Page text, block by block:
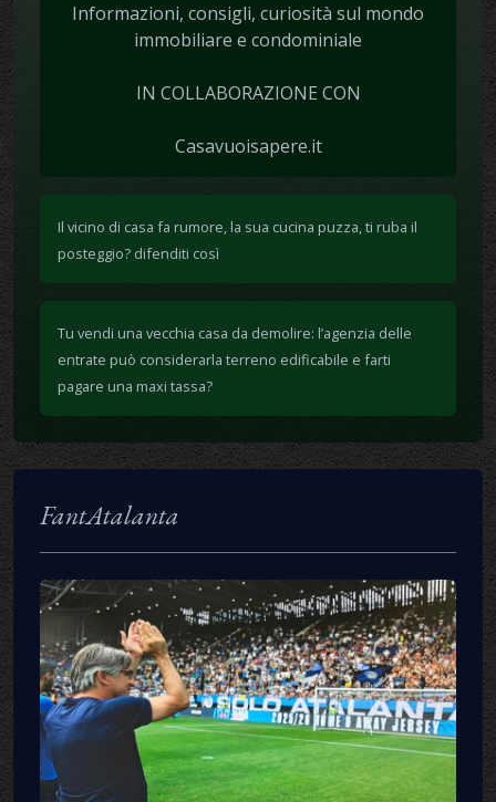
Informazioni, consigli, curiosità sul mondo
immobiliare e condominiale
IN COLLABORAZIONE CON
Casavuoisapere.it
Il vicino di casa fa rumore, la sua cucina puzza, ti ruba il
posteggio? difenditi così
Tu vendi una vecchia casa da demolire: l’agenzia delle
entrate può considerarla terreno edificabile e farti
pagare una maxi tassa?
FantAtalanta